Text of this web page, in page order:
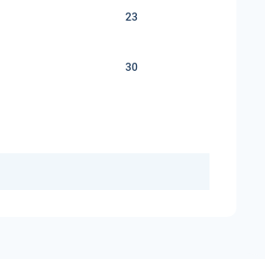
23
30